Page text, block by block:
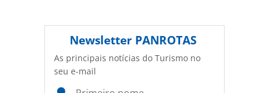
Newsletter PANROTAS
As principais notícias do Turismo no
seu e-mail